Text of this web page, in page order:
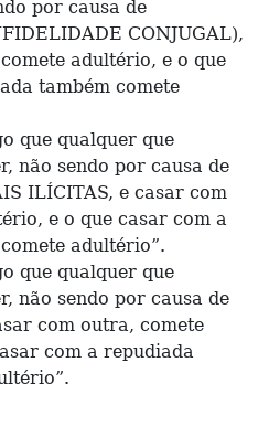
por causa de
CONJUGAL),
adultério, e o que
também comete
que qualquer que
não sendo por causa de
ILÍCITAS, e casar com
e o que casar com a
adultério”.
que qualquer que
não sendo por causa de
com outra, comete
com a repudiada